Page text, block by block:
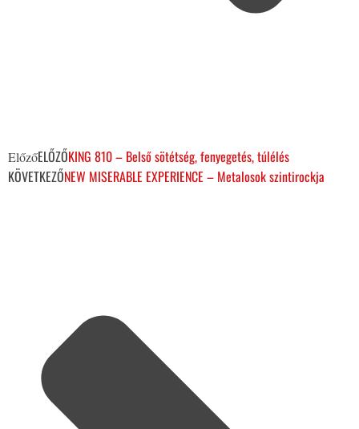
ElőzőELŐZŐKING 810 – Belső sötétség, fenyegetés, túlélés
KÖVETKEZŐNEW MISERABLE EXPERIENCE – Metalosok szintirockja